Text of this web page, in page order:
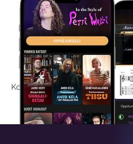
Kokeile
Kokeilemalla ilmaiseksi saat
viikon